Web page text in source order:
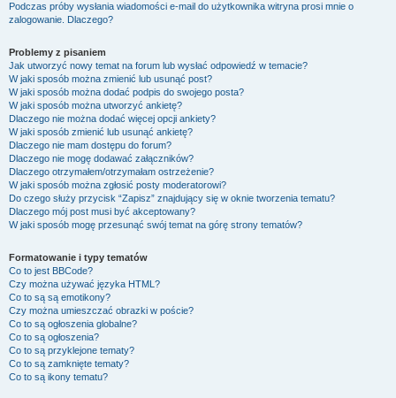
Podczas próby wysłania wiadomości e-mail do użytkownika witryna prosi mnie o
zalogowanie. Dlaczego?
Problemy z pisaniem
Jak utworzyć nowy temat na forum lub wysłać odpowiedź w temacie?
W jaki sposób można zmienić lub usunąć post?
W jaki sposób można dodać podpis do swojego posta?
W jaki sposób można utworzyć ankietę?
Dlaczego nie można dodać więcej opcji ankiety?
W jaki sposób zmienić lub usunąć ankietę?
Dlaczego nie mam dostępu do forum?
Dlaczego nie mogę dodawać załączników?
Dlaczego otrzymałem/otrzymałam ostrzeżenie?
W jaki sposób można zgłosić posty moderatorowi?
Do czego służy przycisk “Zapisz” znajdujący się w oknie tworzenia tematu?
Dlaczego mój post musi być akceptowany?
W jaki sposób mogę przesunąć swój temat na górę strony tematów?
Formatowanie i typy tematów
Co to jest BBCode?
Czy można używać języka HTML?
Co to są są emotikony?
Czy można umieszczać obrazki w poście?
Co to są ogłoszenia globalne?
Co to są ogłoszenia?
Co to są przyklejone tematy?
Co to są zamknięte tematy?
Co to są ikony tematu?